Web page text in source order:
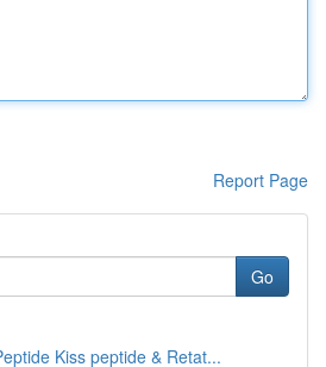
Report Page
Go
Kiss peptide & Retat...